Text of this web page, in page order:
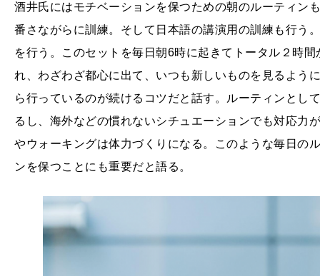
酒井氏にはモチベーションを保つための朝のルーティン
番さながらに訓練。そして日本語の講演用の訓練も行う
を行う。このセットを毎日朝6時に起きてトータル２時
れ、わざわざ都心に出て、いつも新しいものを見るよう
ら行っているのが続けるコツだと話す。ルーティンとし
るし、海外などの慣れないシチュエーションでも対応力
やウォーキングは体力づくりになる。このような毎日の
ンを保つことにも重要だと語る。